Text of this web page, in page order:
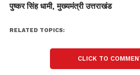
पुष्कर सिंह धामी, मुख्यमंत्री उत्तराखंड
RELATED TOPICS:
CLICK TO